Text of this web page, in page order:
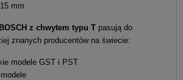
mm
z chwytem typu T pasują do
znanych producentów na świecie:
modele GST i PST